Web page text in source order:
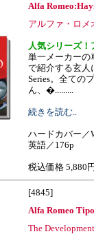
Alfa
アルファ・ロメ
人気シリーズ！
単一メーカーの
で紹介する玄人
Series。全ての
ん、�.........
続きを読む..
ハードカバー／
英語／176p
税込価格 5,880
[4845]
Alfa Romeo
The